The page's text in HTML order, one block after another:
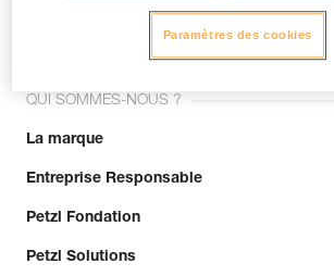
QUI SOMMES-NOUS ?
La marque
Entreprise Responsable
Petzl Fondation
Petzl Solutions
Paramètres des cookies